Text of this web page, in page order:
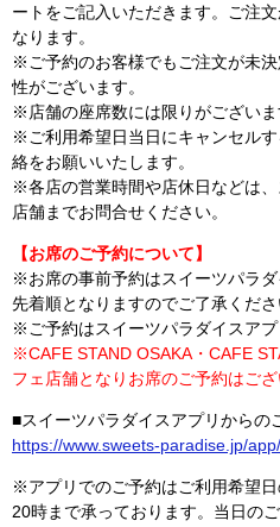
ートをご記入いただきます。ご注
なります。
※ご予約のお客様でもご注文が未
性がございます。
※店舗の座席数には限りがございま
※ご利用希望日当日にキャンセル
絡をお願いいたします。
※各店の営業時間や店休日などは
店舗までお問合せください。
【お席のご予約について】
※お席の事前予約はスイーツパラ
先着順となりますのでご了承くださ
※ご予約はスイーツパラダイスアプ
※CAFE STAND OSAKA・CAFE
フェ店舗となりお席のご予約はござ
■スイーツパラダイスアプリからの
https://www.sweets-paradise.jp/app/
※アプリでのご予約はご利用希望
20時まで承っております。当日の